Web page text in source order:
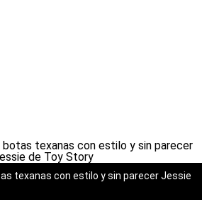
texanas con estilo y sin parecer Jessie